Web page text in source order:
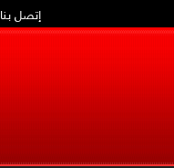
إتصل بنا